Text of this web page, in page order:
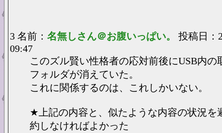
3 名前： 名無しさん＠お腹いっぱい。 投稿日：
09:47
このズル賢い性格者の応対前後にUSB内の
フォルダが消えていた。
これに関係するのは、これしかいない。
★上記の内容と、似たような内容の状況を
約しなければよかった